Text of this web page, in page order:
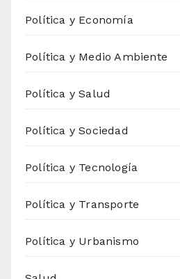
Política y Economía
Política y Medio Ambiente
Política y Salud
Política y Sociedad
Política y Tecnología
Política y Transporte
Política y Urbanismo